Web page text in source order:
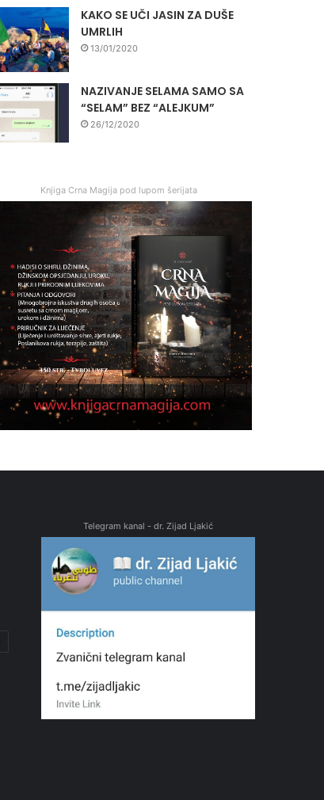
KAKO SE UČI JASIN ZA DUŠE
UMRLIH
13/01/2020
NAZIVANJE SELAMA SAMO SA
“SELAM” BEZ “ALEJKUM”
26/12/2020
Knjiga Crna Magija pod lupom šerijata
Telegram kanal - dr. Zijad Ljakić